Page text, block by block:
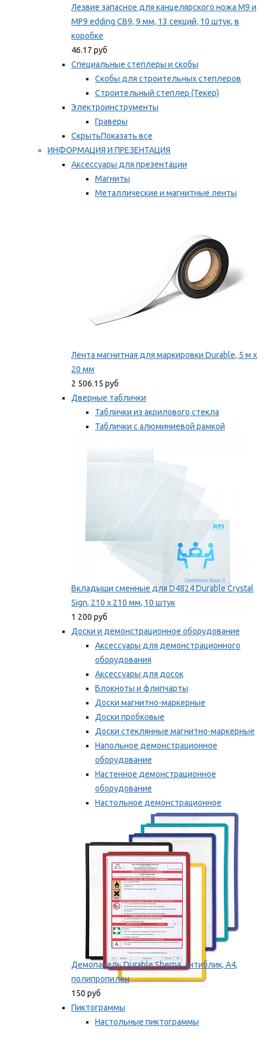
Лезвие запасное для канцелярского ножа M9 и
MP9 edding CB9, 9 мм, 13 секций, 10 штук, в
коробке
46.17 руб
Специальные степлеры и скобы
Скобы для строительных степлеров
Строительный степлер (Текер)
Электроинструменты
Граверы
СкрытьПоказать все
ИНФОРМАЦИЯ И ПРЕЗЕНТАЦИЯ
Аксессуары для презентации
Магниты
Металлические и магнитные ленты
Лента магнитная для маркировки Durable, 5 м х
20 мм
2 506.15 руб
Дверные таблички
Таблички из акрилового стекла
Таблички с алюминиевой рамкой
Вкладыши сменные для D4824 Durable Crystal
Sign, 210 x 210 мм, 10 штук
1 200 руб
Доски и демонстрационное оборудование
Аксессуары для демонстрационного
оборудования
Аксессуары для досок
Блокноты и флипчарты
Доски магнитно-маркерные
Доски пробковые
Доски стеклянные магнитно-маркерные
Напольное демонстрационное
оборудование
Настенное демонстрационное
оборудование
Настольное демонстрационное
оборудование
Мы рекомендуем
Демопанель Durable Sherpa, антиблик, А4,
полипропилен
150 руб
Пиктограммы
Настольные пиктограммы